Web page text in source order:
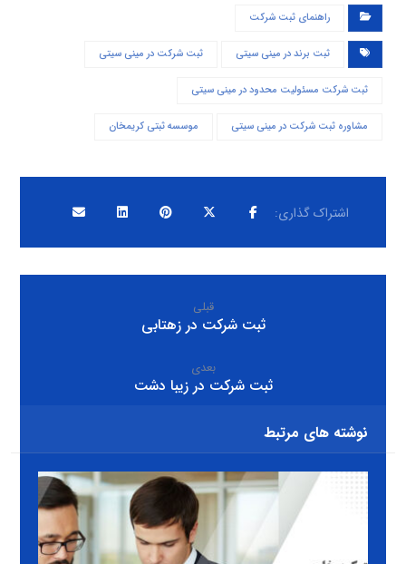
راهنمای ثبت شرکت
ثبت برند در مینی سیتی ثبت شرکت در مینی سیتی
ثبت شرکت مسئولیت محدود در مینی سیتی
مشاوره ثبت شرکت در مینی سیتی موسسه ثبتی کریمخان
قبلی
ثبت شرکت در زهتابی
بعدی
ثبت شرکت در زیبا دشت
نوشته های مرتبط